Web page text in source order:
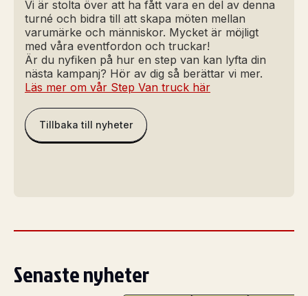
Vi är stolta över att ha fått vara en del av denna
turné och bidra till att skapa möten mellan
varumärke och människor. Mycket är möjligt
med våra eventfordon och truckar!
Är du nyfiken på hur en step van kan lyfta din
nästa kampanj? Hör av dig så berättar vi mer.
Läs mer om vår Step Van truck här
Tillbaka till nyheter
Senaste nyheter